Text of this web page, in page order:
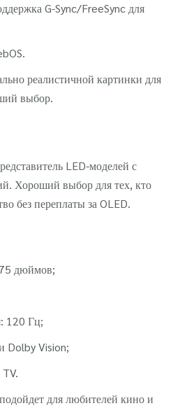
G-Sync/FreeSync для
реалистичной картинки для
выбор.
LED-моделей с
Хороший выбор для тех, кто
без переплаты за OLED.
дюймов;
120 Гц;
Dolby Vision;
для любителей кино и